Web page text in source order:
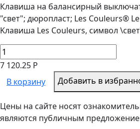
Клавиша на балансирный
"свет"; дюропласт; Les Couleurs®
Kлавиша Les Couleurs, символ
7 120.25 Р
В корзину
Добавить в
Цены на сайте носят
являются публичным